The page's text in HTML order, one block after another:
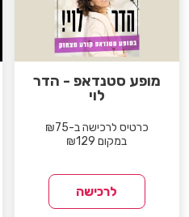
מופע סטנדאפ - הדר
לוי
כרטיס לרכישה ב-₪75
במקום ₪129
לרכישה